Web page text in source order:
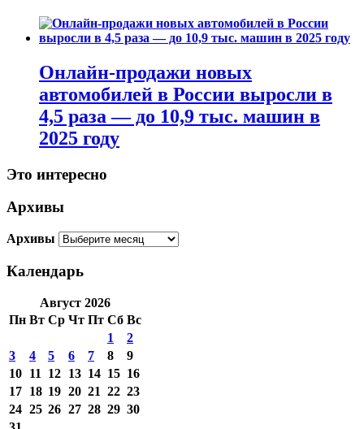
Онлайн-продажи новых
автомобилей в России выросли в
4,5 раза — до 10,9 тыс. машин в
2025 году
Это интересно
Архивы
Архивы
Календарь
Август 2026
Пн Вт Ср Чт Пт Сб Вс
1
2
3
4 5 6 7 8
9
10 11 12 13 14 15 16
17 18 19 20 21 22 23
24 25 26 27 28 29 30